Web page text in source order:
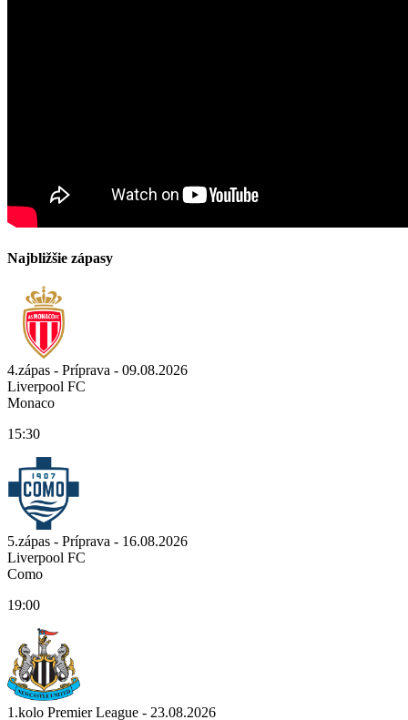
Najbližšie zápasy
4.zápas - Príprava - 09.08.2026
Liverpool FC
Monaco
15:30
5.zápas - Príprava - 16.08.2026
Liverpool FC
Como
19:00
1.kolo Premier League - 23.08.2026